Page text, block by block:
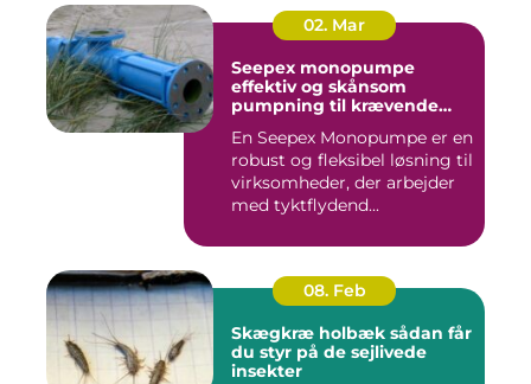
02. Mar
Seepex monopumpe
effektiv og skånsom
pumpning til krævende
En Seepex Monopumpe er en
robust og fleksibel løsning til
virksomheder, der arbejder
med tyktflydend...
08. Feb
Skægkræ holbæk sådan får
du styr på de sejlivede
insekter